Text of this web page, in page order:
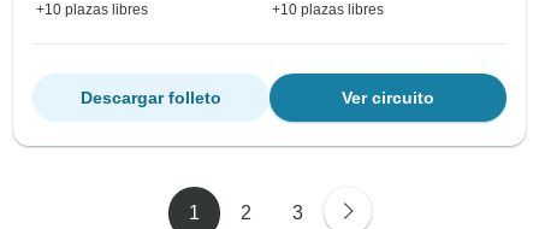
+10 plazas libres +10 plazas libres
Ver circuito
Descargar folleto
1 2 3